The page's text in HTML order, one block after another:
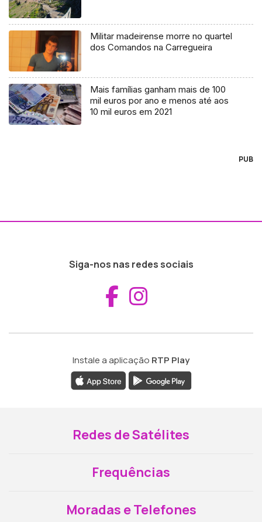
Militar madeirense morre no quartel
dos Comandos na Carregueira
Mais famílias ganham mais de 100
mil euros por ano e menos até aos
10 mil euros em 2021
PUB
Siga-nos nas redes sociais
Aceder ao
Instale a aplicação RTP Play
Redes de Satélites
Frequências
Moradas e Telefones